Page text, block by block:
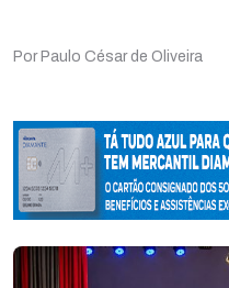
Por Paulo César de Oliveira